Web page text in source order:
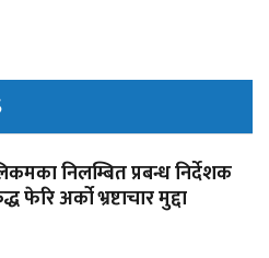
निलम्बित प्रबन्ध निर्देशक
फेरि अर्को भ्रष्टाचार मुद्दा